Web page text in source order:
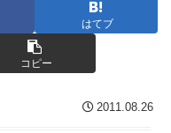
はてブ
コピー
2011.08.26